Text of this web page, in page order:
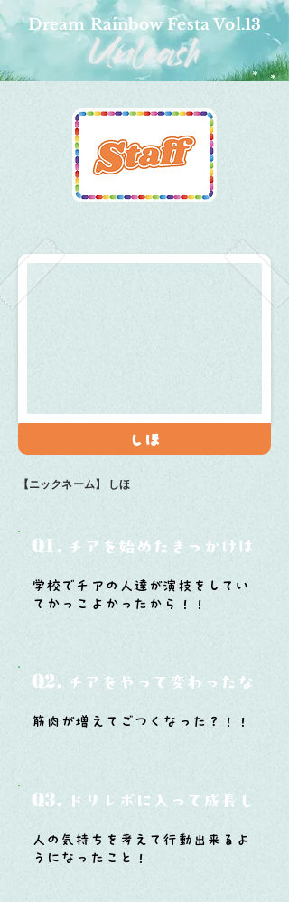
Dream Rainbow Festa Vol.13
しほ
【ニックネーム】 しほ
Q1. チアを始めたきっかけは？
学校でチアの人達が演技をしてい
てかっこよかったから！！
Q2. チアをやって変わったなと思
筋肉が増えてごつくなった？！！
Q3. ドリレボに入って成長した
人の気持ちを考えて行動出来るよ
うになったこと！